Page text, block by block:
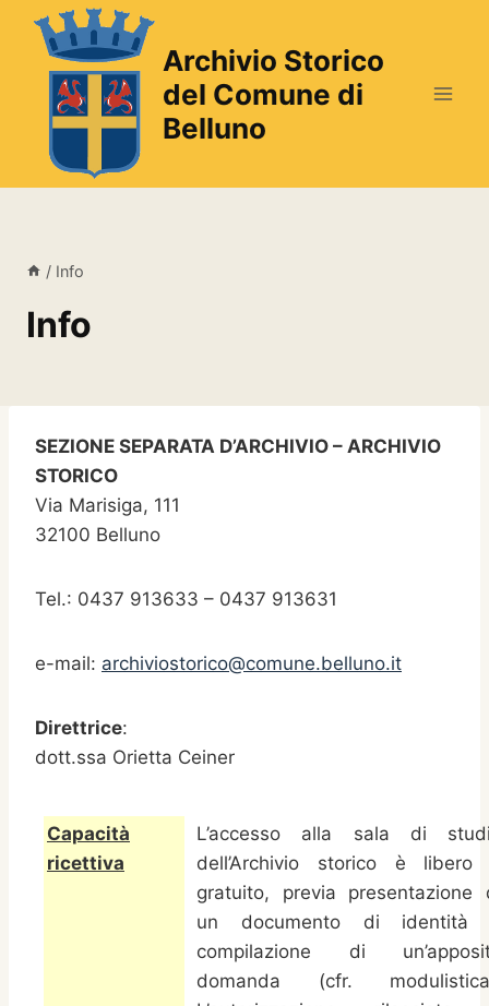
Salta
contenuto
Archivio Storico
del Comune di
Belluno
/ Info
Info
SEZIONE SEPARATA D’ARCHIVIO – ARCHIVIO
STORICO
Via Marisiga, 111
32100 Belluno
Tel.: 0437 913633 – 0437 913631
e-mail: archiviostorico@comune.belluno.it
Direttrice:
dott.ssa Orietta Ceiner
Capacità
ricettiva
L’accesso alla sala di
dell’Archivio storico è libero
gratuito, previa presentazione
un documento di identità
compilazione di
domanda (cfr.